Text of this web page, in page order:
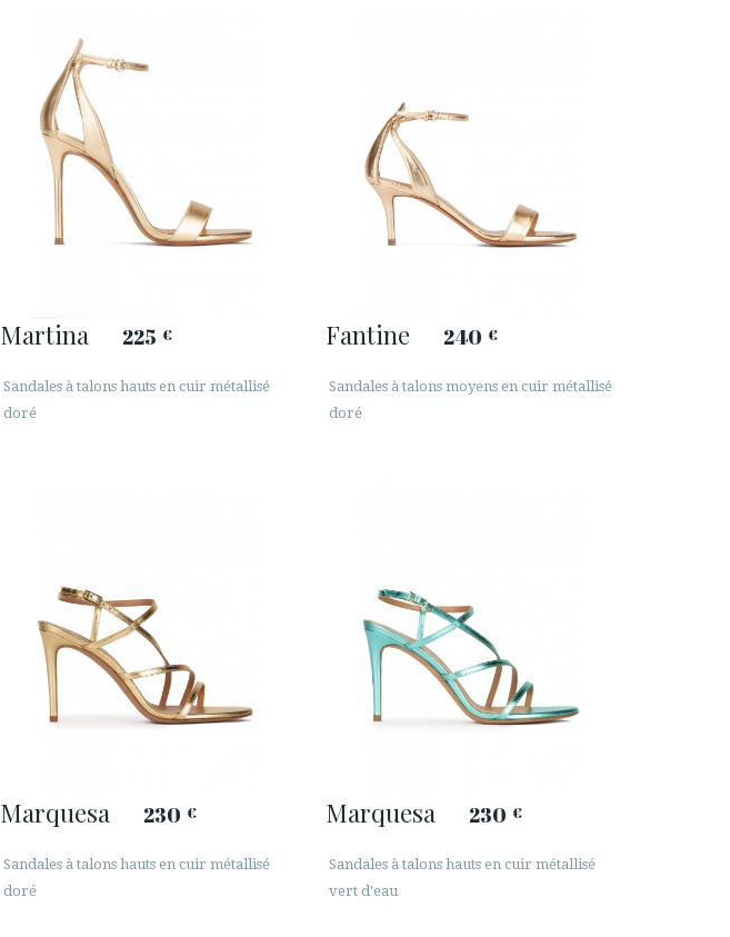
Martina 225 €
Sandales à talons hauts en cuir métallisé
doré
Fantine 240 €
Sandales à talons moyens en cuir métallisé
doré
Marquesa 230 €
Sandales à talons hauts en cuir métallisé
doré
Marquesa 230 €
Sandales à talons hauts en cuir métallisé
vert d'eau